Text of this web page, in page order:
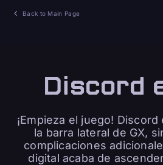
Back to Main Page
Discord
¡Empieza el juego!
la barra lateral de GX,
complicaciones
digital acaba de